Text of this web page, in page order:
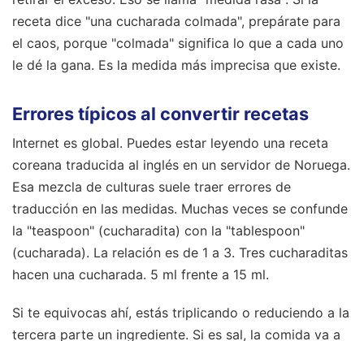
receta dice "una cucharada colmada", prepárate para
el caos, porque "colmada" significa lo que a cada uno
le dé la gana. Es la medida más imprecisa que existe.
Errores típicos al convertir recetas
Internet es global. Puedes estar leyendo una receta
coreana traducida al inglés en un servidor de Noruega.
Esa mezcla de culturas suele traer errores de
traducción en las medidas. Muchas veces se confunde
la "teaspoon" (cucharadita) con la "tablespoon"
(cucharada). La relación es de 1 a 3. Tres cucharaditas
hacen una cucharada. 5 ml frente a 15 ml.
Si te equivocas ahí, estás triplicando o reduciendo a la
tercera parte un ingrediente. Si es sal, la comida va a